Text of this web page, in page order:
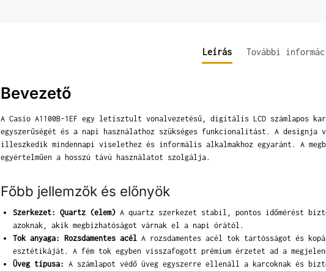
Leírás További
Bevezető
A Casio A1100B-1EF egy letisztult vonalvezetésű, digitális LCD számlapos
egyszerűségét és a napi használathoz szükséges funkcionalitást. A designja
illeszkedik mindennapi viselethez és informális alkalmakhoz egyaránt. A
egyértelműen a hosszú távú használatot szolgálja.
Főbb jellemzők és előnyök
Szerkezet: Quartz (elem)A quartz szerkezet stabil, pontos időmérést
azoknak, akik megbízhatóságot várnak el a napi órától.
Tok anyaga: Rozsdamentes acélA rozsdamentes acél tok tartósságot és
esztétikáját. A fém tok egyben visszafogott prémium érzetet ad a
Üveg típusa: A számlapot védő üveg egyszerre ellenáll a karcoknak és